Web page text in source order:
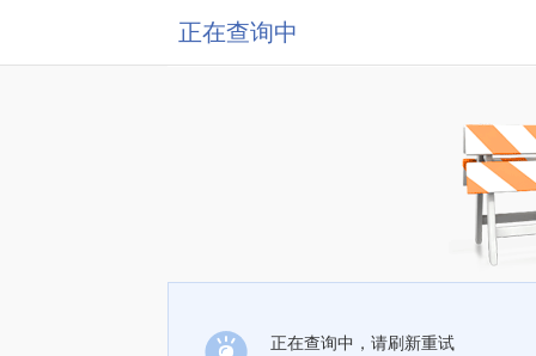
正在查询中
正在查询中，请刷新重试